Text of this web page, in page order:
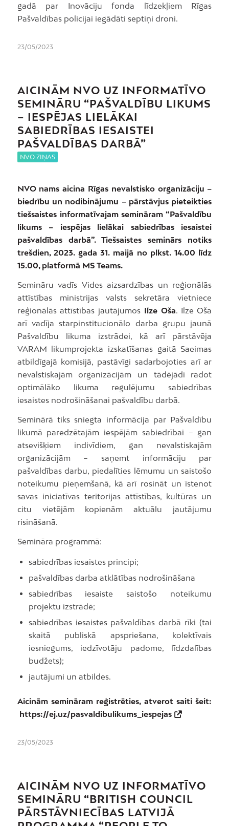
gadā par Inovāciju fonda līdzekļiem Rīgas
Pašvaldības policijai iegādāti septiņi droni.
23/05/2023
AICINĀM NVO UZ INFORMATĪVO
SEMINĀRU “PAŠVALDĪBU LIKUMS
– IESPĒJAS LIELĀKAI
SABIEDRĪBAS IESAISTEI
PAŠVALDĪBAS DARBĀ”
NVO ZIŅAS
NVO nams aicina Rīgas nevalstisko organizāciju –
biedrību un nodibinājumu – pārstāvjus pieteikties
tiešsaistes informatīvajam semināram “Pašvaldību
likums – iespējas lielākai sabiedrības iesaistei
pašvaldības darbā”. Tiešsaistes seminārs notiks
trešdien, 2023. gada 31. maijā no plkst. 14.00 līdz
15.00, platformā MS Teams.
Semināru vadīs Vides aizsardzības un reģionālās
attīstības ministrijas valsts sekretāra vietniece
reģionālās attīstības jautājumos Ilze Oša. Ilze Oša
arī vadīja starpinstitucionālo darba grupu jaunā
Pašvaldību likuma izstrādei, kā arī pārstāvēja
VARAM likumprojekta izskatīšanas gaitā Saeimas
atbildīgajā komisijā, pastāvīgi sadarbojoties arī ar
nevalstiskajām organizācijām un tādējādi radot
optimālāko likuma regulējumu sabiedrības
iesaistes nodrošināšanai pašvaldību darbā.
Seminārā tiks sniegta informācija par Pašvaldību
likumā paredzētajām iespējām sabiedrībai – gan
atsevišķiem indivīdiem, gan nevalstiskajām
organizācijām – saņemt informāciju par
pašvaldības darbu, piedalīties lēmumu un saistošo
noteikumu pieņemšanā, kā arī rosināt un īstenot
savas iniciatīvas teritorijas attīstības, kultūras un
citu vietējām kopienām aktuālu jautājumu
risināšanā.
Semināra programmā:
sabiedrības iesaistes principi;
pašvaldības darba atklātības nodrošināšana
sabiedrības iesaiste saistošo noteikumu
projektu izstrādē;
sabiedrības iesaistes pašvaldības darbā rīki (tai
skaitā publiskā apspriešana, kolektīvais
iesniegums, iedzīvotāju padome, līdzdalības
budžets);
jautājumi un atbildes.
Aicinām semināram reģistrēties, atverot saiti šeit:
https://ej.uz/pasvaldibulikums_iespejas
23/05/2023
AICINĀM NVO UZ INFORMATĪVO
SEMINĀRU “BRITISH COUNCIL
PĀRSTĀVNIECĪBAS LATVIJĀ